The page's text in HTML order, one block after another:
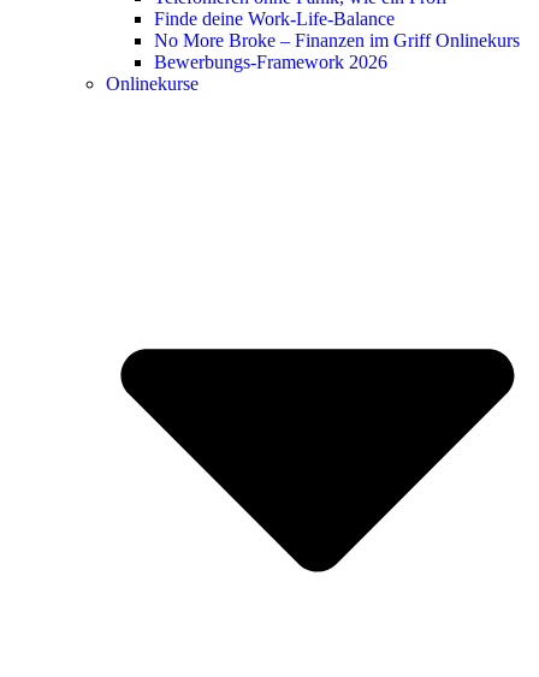
Finde deine Work-Life-Balance
No More Broke – Finanzen im Griff Onlinekurs
Bewerbungs-Framework 2026
Onlinekurse